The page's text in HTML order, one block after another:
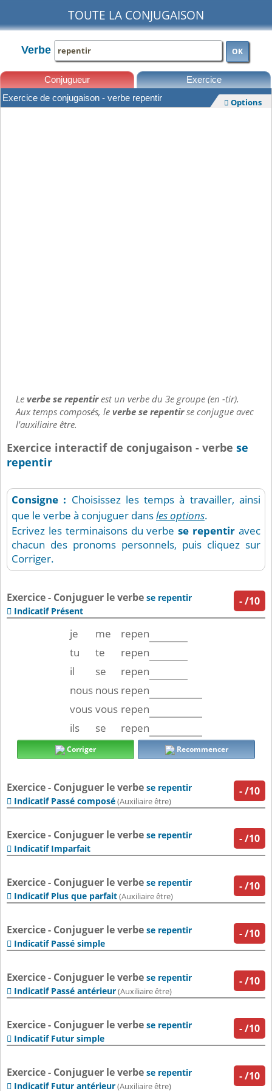
TOUTE LA CONJUGAISON
Verbe OK
Conjugueur Exercice
Exercice de conjugaison - verbe repentir  Options
Leverbe se repentirest un verbe du 3e groupe (en -tir).
Aux temps composés, leverbe se repentirse conjugue avec
l'auxiliaire être.
Exercice interactif de conjugaison - verbe se
repentir
Consigne : Choisissez les temps à travailler, ainsi
que le verbe à conjuguer dansles options.
Ecrivez les terminaisons du verbese repentir avec
chacun des pronoms personnels, puis cliquez sur
Corriger.
-/10
Exercice - Conjuguer le verbe se repentir
 Indicatif Présent
je me
repen
tu
te
repen
il
se
repen
nous nous repen
vous vous repen
ils
se repen
Corriger Recommencer
-/10
Exercice - Conjuguer le verbe se repentir
 Indicatif Passé composé(Auxiliaire être)
-/10
Exercice - Conjuguer le verbe se repentir
 Indicatif Imparfait
-/10
Exercice - Conjuguer le verbe se repentir
 Indicatif Plus que parfait(Auxiliaire être)
-/10
Exercice - Conjuguer le verbe se repentir
 Indicatif Passé simple
-/10
Exercice - Conjuguer le verbe se repentir
 Indicatif Passé antérieur(Auxiliaire être)
-/10
Exercice - Conjuguer le verbe se repentir
 Indicatif Futur simple
-/10
Exercice - Conjuguer le verbe se repentir
 Indicatif Futur antérieur(Auxiliaire être)